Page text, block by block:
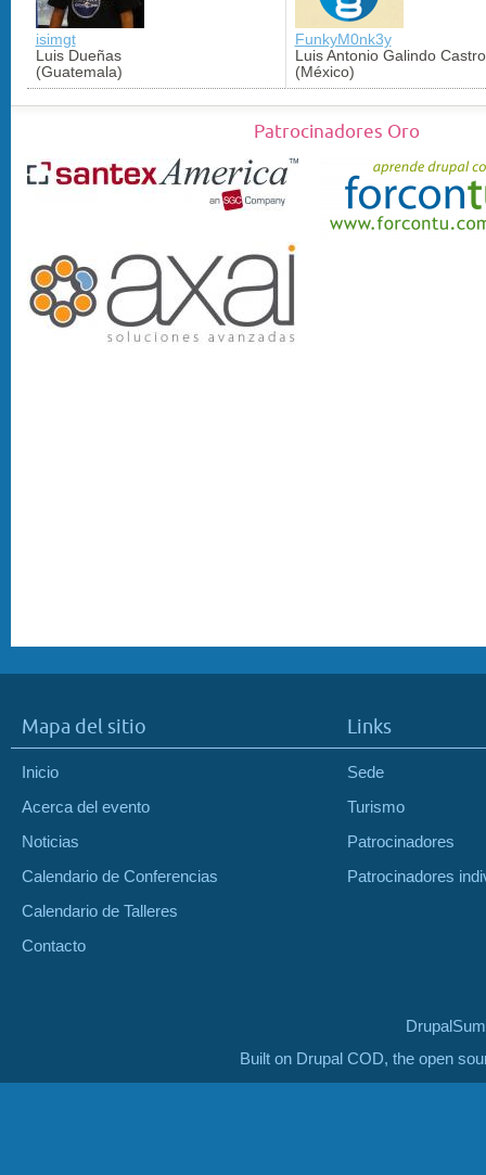
isimgt
Luis Dueñas
(Guatemala)
FunkyM0nk3y
Luis Antonio Galindo Castro
(México)
Patrocinadores Oro
Mapa del sitio
Inicio
Acerca del evento
Noticias
Calendario de Conferencias
Calendario de Talleres
Contacto
Links
Sede
Turismo
Patrocinadores
Patrocinadores
Built on Drupal COD, the open